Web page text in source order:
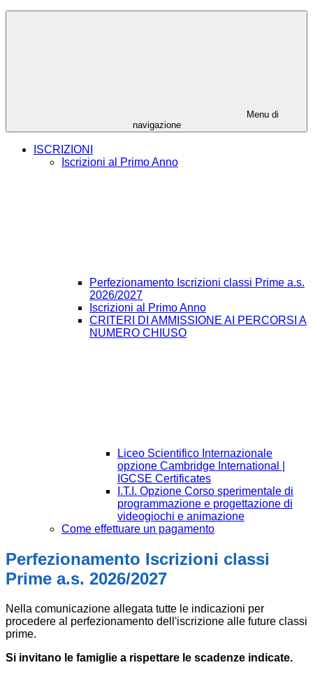
Menu di
navigazione
ISCRIZIONI
Iscrizioni al Primo Anno
Perfezionamento Iscrizioni classi Prime a.s.
2026/2027
Iscrizioni al Primo Anno
CRITERI DI AMMISSIONE AI PERCORSI A
NUMERO CHIUSO
Liceo Scientifico Internazionale
opzione Cambridge International |
IGCSE Certificates
I.T.I. Opzione Corso sperimentale di
programmazione e progettazione di
videogiochi e animazione
Come effettuare un pagamento
Perfezionamento Iscrizioni classi
Prime a.s. 2026/2027
Nella comunicazione allegata tutte le indicazioni per
procedere al perfezionamento dell'iscrizione alle future classi
prime.
Si invitano le famiglie a rispettare le scadenze indicate.